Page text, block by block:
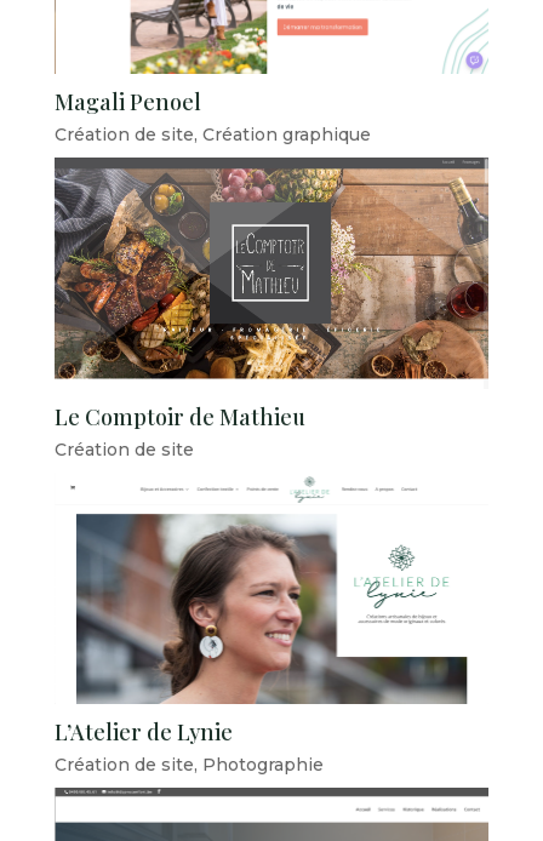
Magali Penoel
Création de site, Création graphique
Le Comptoir de Mathieu
Création de site
L’Atelier de Lynie
Création de site, Photographie